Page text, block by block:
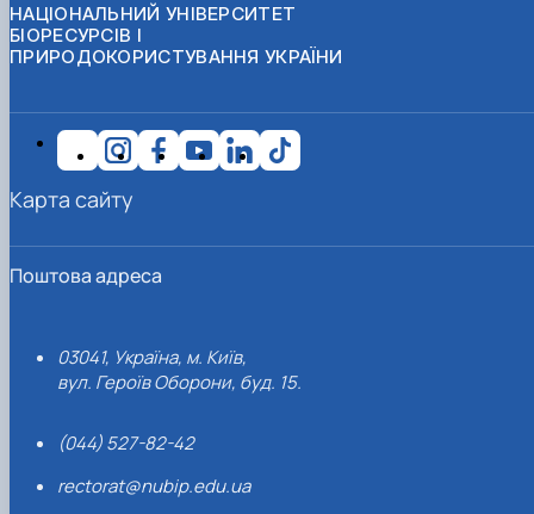
НАЦІОНАЛЬНИЙ УНІВЕРСИТЕТ
БІОРЕСУРСІВ І
ПРИРОДОКОРИСТУВАННЯ УКРАЇНИ
Поштова адреса
03041, Україна, м. Київ,
вул. Героїв Оборони, буд. 15.
(044) 527-82-42
rectorat@nubip.edu.ua
Карта сайту